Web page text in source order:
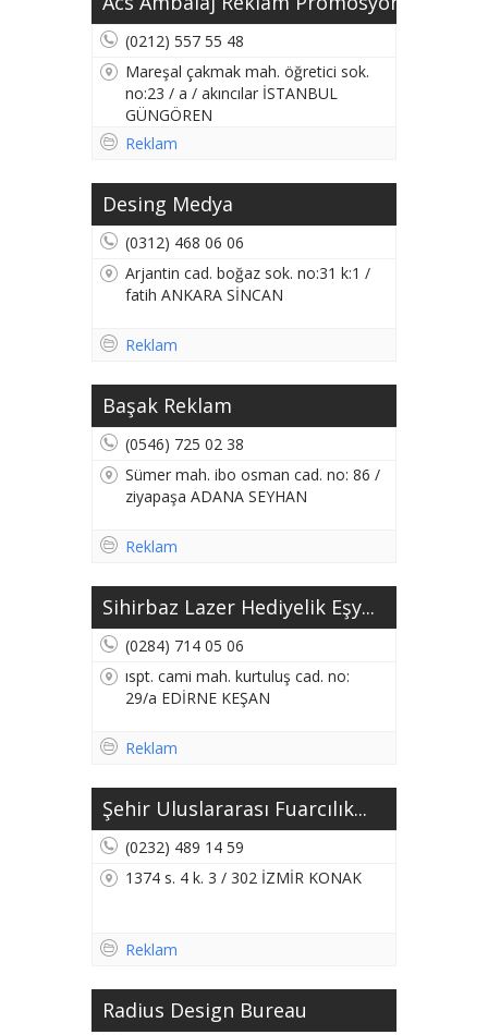
(0212) 557 55 48
Mareşal çakmak mah. öğretici sok.
no:23 / a / akıncılar İSTANBUL
GÜNGÖREN
Reklam
Desing Medya
(0312) 468 06 06
Arjantin cad. boğaz sok. no:31 k:1 /
fatih ANKARA SİNCAN
Reklam
Başak Reklam
(0546) 725 02 38
Sümer mah. ibo osman cad. no: 86 /
ziyapaşa ADANA SEYHAN
Reklam
Sihirbaz Lazer Hediyelik Eşy...
(0284) 714 05 06
ıspt. cami mah. kurtuluş cad. no:
29/a EDİRNE KEŞAN
Reklam
Şehir Uluslararası Fuarcılık...
(0232) 489 14 59
1374 s. 4 k. 3 / 302 İZMİR KONAK
Reklam
Radius Design Bureau